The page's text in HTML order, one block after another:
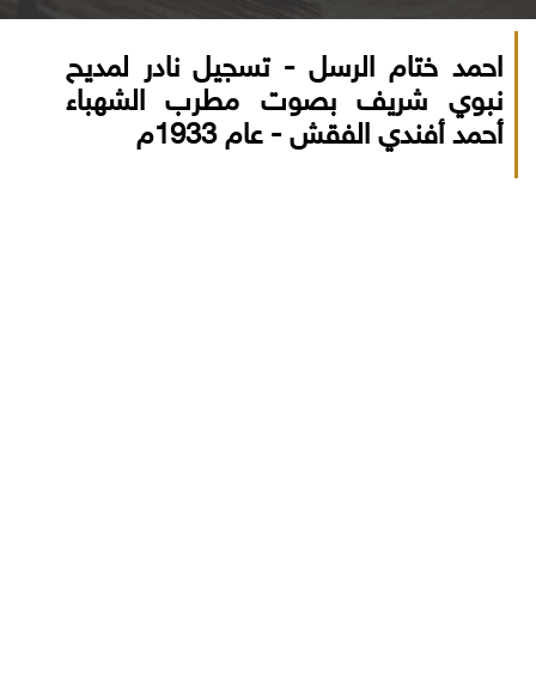
احمد ختام الرسل - تسجيل نادر لمديح
نبوي شريف بصوت مطرب الشهباء
أحمد أفندي الفقش - عام 1933م